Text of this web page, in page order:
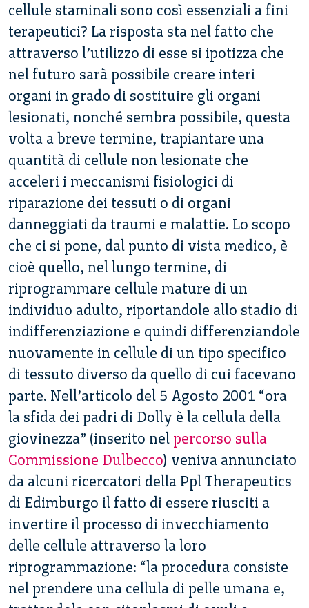
cellule staminali sono così essenziali a fini
terapeutici? La risposta sta nel fatto che
attraverso l’utilizzo di esse si ipotizza che
nel futuro sarà possibile creare interi
organi in grado di sostituire gli organi
lesionati, nonché sembra possibile, questa
volta a breve termine, trapiantare una
quantità di cellule non lesionate che
acceleri i meccanismi fisiologici di
riparazione dei tessuti o di organi
danneggiati da traumi e malattie. Lo scopo
che ci si pone, dal punto di vista medico, è
cioè quello, nel lungo termine, di
riprogrammare cellule mature di un
individuo adulto, riportandole allo stadio di
indifferenziazione e quindi differenziandole
nuovamente in cellule di un tipo specifico
di tessuto diverso da quello di cui facevano
parte. Nell’articolo del 5 Agosto 2001 “ora
la sfida dei padri di Dolly è la cellula della
giovinezza” (inserito nel percorso sulla
Commissione Dulbecco) veniva annunciato
da alcuni ricercatori della Ppl Therapeutics
di Edimburgo il fatto di essere riusciti a
invertire il processo di invecchiamento
delle cellule attraverso la loro
riprogrammazione: “la procedura consiste
nel prendere una cellula di pelle umana e,